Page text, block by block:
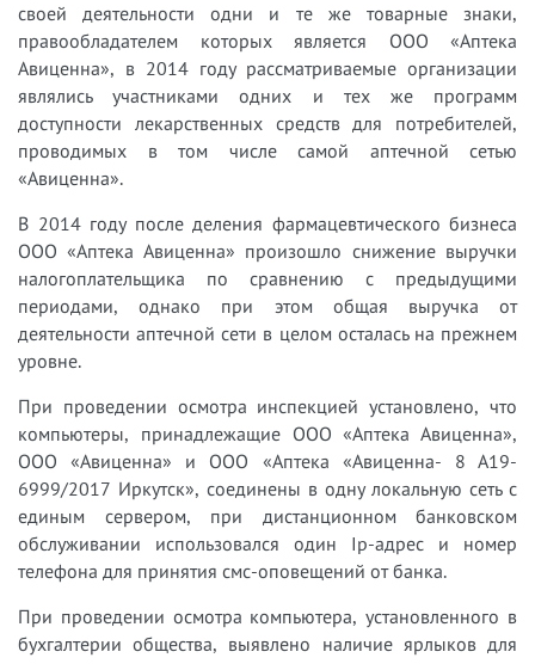
своей деятельности одни и те же товарные знаки,
правообладателем которых является ООО «Аптека
Авиценна», в 2014 году рассматриваемые организации
являлись участниками одних и тех же программ
доступности лекарственных средств для потребителей,
проводимых в том числе самой аптечной сетью
«Авиценна».
В 2014 году после деления фармацевтического бизнеса
ООО «Аптека Авиценна» произошло снижение выручки
налогоплательщика по сравнению с предыдущими
периодами, однако при этом общая выручка от
деятельности аптечной сети в целом осталась на прежнем
уровне.
При проведении осмотра инспекцией установлено, что
компьютеры, принадлежащие ООО «Аптека Авиценна»,
ООО «Авиценна» и ООО «Аптека «Авиценна- 8 А19-
6999/2017 Иркутск», соединены в одну локальную сеть с
единым сервером, при дистанционном банковском
обслуживании использовался один Ip-адрес и номер
телефона для принятия смс-оповещений от банка.
При проведении осмотра компьютера, установленного в
бухгалтерии общества, выявлено наличие ярлыков для